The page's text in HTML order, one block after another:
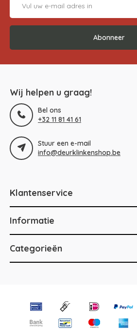
Abonneer
Wij helpen u graag!
Bel ons
+32 11 81 41 61
Stuur een e-mail
info@deurklinkenshop.be
Klantenservice
Informatie
Categorieën